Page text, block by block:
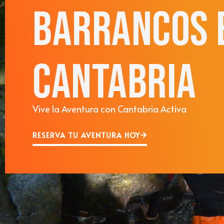
BARRANCOS
CANTABRIA
Vive la Aventura con Cantabria Activa
RESERVA TU AVENTURA HOY